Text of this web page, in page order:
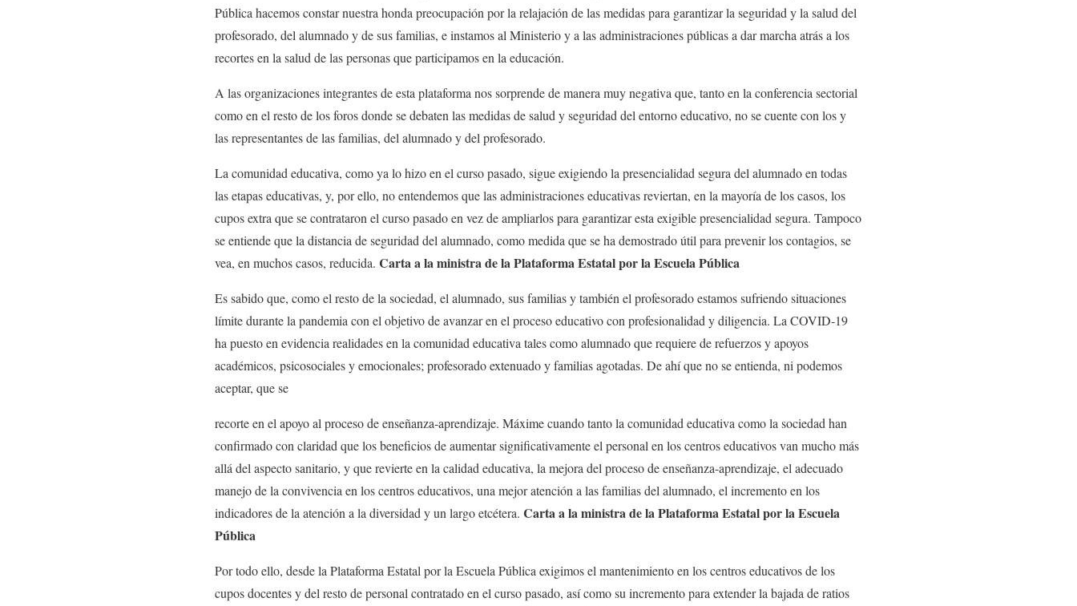
Pública hacemos constar nuestra honda preocupación por la relajación de las medidas para garantizar la seguridad y la salud del
profesorado, del alumnado y de sus familias, e instamos al Ministerio y a las administraciones públicas a dar marcha atrás a los
recortes en la salud de las personas que participamos en la educación.
A las organizaciones integrantes de esta plataforma nos sorprende de manera muy negativa que, tanto en la conferencia sectorial
como en el resto de los foros donde se debaten las medidas de salud y seguridad del entorno educativo, no se cuente con los y
las representantes de las familias, del alumnado y del profesorado.
La comunidad educativa, como ya lo hizo en el curso pasado, sigue exigiendo la presencialidad segura del alumnado en todas
las etapas educativas, y, por ello, no entendemos que las administraciones educativas reviertan, en la mayoría de los casos, los
cupos extra que se contrataron el curso pasado en vez de ampliarlos para garantizar esta exigible presencialidad segura. Tampoco
se entiende que la distancia de seguridad del alumnado, como medida que se ha demostrado útil para prevenir los contagios, se
vea, en muchos casos, reducida. Carta a la ministra de la Plataforma Estatal por la Escuela Pública
Es sabido que, como el resto de la sociedad, el alumnado, sus familias y también el profesorado estamos sufriendo situaciones
límite durante la pandemia con el objetivo de avanzar en el proceso educativo con profesionalidad y diligencia. La COVID-19
ha puesto en evidencia realidades en la comunidad educativa tales como alumnado que requiere de refuerzos y apoyos
académicos, psicosociales y emocionales; profesorado extenuado y familias agotadas. De ahí que no se entienda, ni podemos
aceptar, que se
recorte en el apoyo al proceso de enseñanza-aprendizaje. Máxime cuando tanto la comunidad educativa como la sociedad han
confirmado con claridad que los beneficios de aumentar significativamente el personal en los centros educativos van mucho más
allá del aspecto sanitario, y que revierte en la calidad educativa, la mejora del proceso de enseñanza-aprendizaje, el adecuado
manejo de la convivencia en los centros educativos, una mejor atención a las familias del alumnado, el incremento en los
indicadores de la atención a la diversidad y un largo etcétera. Carta a la ministra de la Plataforma Estatal por la Escuela
Pública
Por todo ello, desde la Plataforma Estatal por la Escuela Pública exigimos el mantenimiento en los centros educativos de los
cupos docentes y del resto de personal contratado en el curso pasado, así como su incremento para extender la bajada de ratios